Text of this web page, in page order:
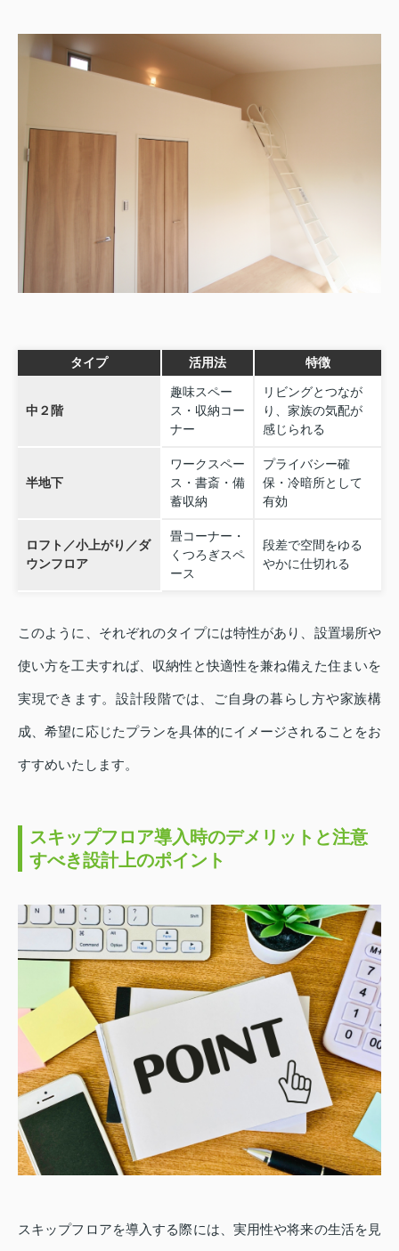
タイプ 活用法 特徴
中２階
趣味スペー
ス・収納コー
ナー
リビングとつなが
り、家族の気配が
感じられる
半地下
ワークスペー
ス・書斎・備
蓄収納
プライバシー確
保・冷暗所として
有効
ロフト／小上がり／ダ
ウンフロア
畳コーナー・
くつろぎスペ
ース
段差で空間をゆる
やかに仕切れる
このように、それぞれのタイプには特性があり、設置場所や
使い方を工夫すれば、収納性と快適性を兼ね備えた住まいを
実現できます。設計段階では、ご自身の暮らし方や家族構
成、希望に応じたプランを具体的にイメージされることをお
すすめいたします。
スキップフロア導入時のデメリットと注意
すべき設計上のポイント
スキップフロアを導入する際には、実用性や将来の生活を見